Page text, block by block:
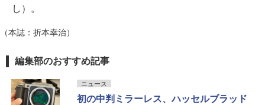
し）。
（本誌：折本幸治）
編集部のおすすめ記事
ニュース
初の中判ミラーレス、ハッセルブラッド